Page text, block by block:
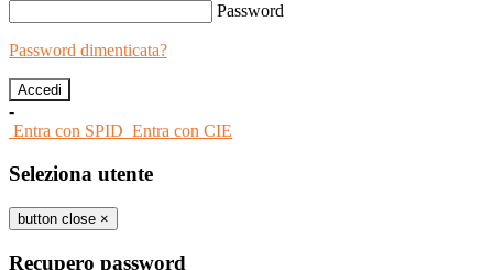
Password
Password dimenticata?
-
Entra con SPID Entra con CIE
Seleziona utente
button close ×
Recupero password